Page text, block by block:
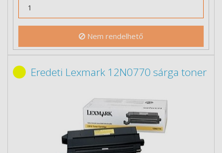
Nem rendelhető
Eredeti Lexmark 12N0770 sárga toner